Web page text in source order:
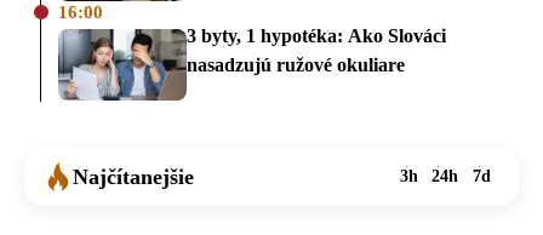
16:00
3 byty, 1 hypotéka: Ako Slováci
nasadzujú ružové okuliare
Najčítanejšie 3h 24h 7d